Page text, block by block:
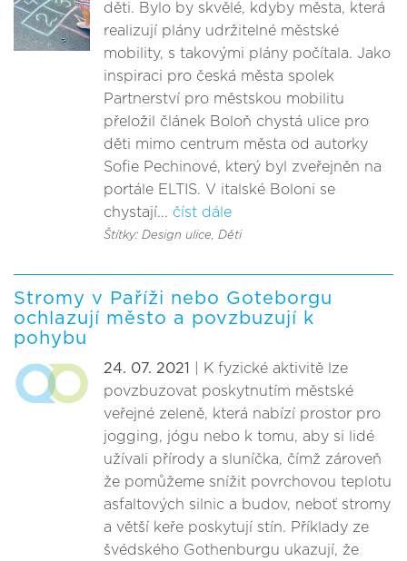
děti. Bylo by skvělé, kdyby města, která
realizují plány udržitelné městské
mobility, s takovými plány počítala. Jako
inspiraci pro česká města spolek
Partnerství pro městskou mobilitu
přeložil článek Boloň chystá ulice pro
děti mimo centrum města od autorky
Sofie Pechinové, který byl zveřejněn na
portále ELTIS. V italské Boloni se
chystají... číst dále
Štítky: Design ulice, Děti
Stromy v Paříži nebo Goteborgu
ochlazují město a povzbuzují k
pohybu
24. 07. 2021
| K fyzické aktivitě lze
povzbuzovat poskytnutím městské
veřejné zeleně, která nabízí prostor pro
jogging, jógu nebo k tomu, aby si lidé
užívali přírody a sluníčka, čímž zároveň
že pomůžeme snížit povrchovou teplotu
asfaltových silnic a budov, neboť stromy
a větší keře poskytují stín. Příklady ze
švédského Gothenburgu ukazují, že